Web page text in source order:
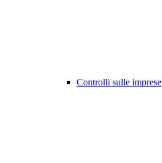
Controlli sulle imprese